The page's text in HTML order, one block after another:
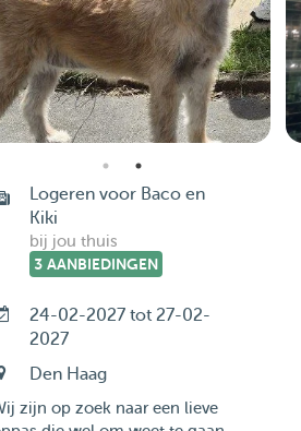
Logeren voor Baco en
Kiki
bij jou thuis
3 AANBIEDINGEN
24-02-2027 tot 27-02-
2027
Den Haag
zijn op zoek naar een lieve